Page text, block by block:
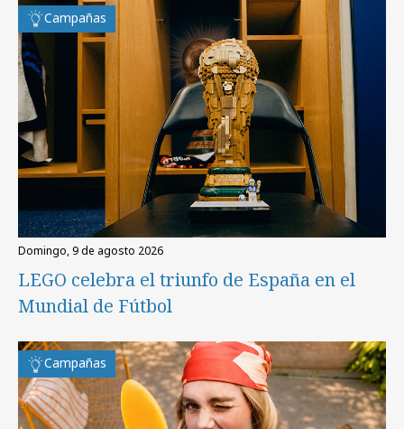
Campañas
domingo, 9 de agosto 2026
LEGO celebra el triunfo de España en el
Mundial de Fútbol
Campañas